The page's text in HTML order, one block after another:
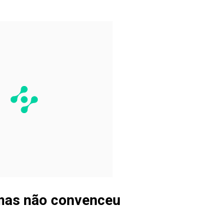
não convenceu